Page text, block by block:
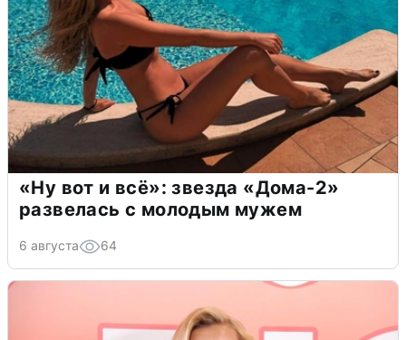
«Ну вот и всё»: звезда «Дома-2»
развелась с молодым мужем
6 августа 64